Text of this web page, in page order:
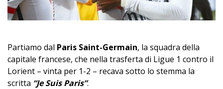
Partiamo dal Paris Saint-Germain, la squadra della
capitale francese, che nella trasferta di Ligue 1 contro il
Lorient – vinta per 1-2 – recava sotto lo stemma la
scritta “Je Suis Paris”.